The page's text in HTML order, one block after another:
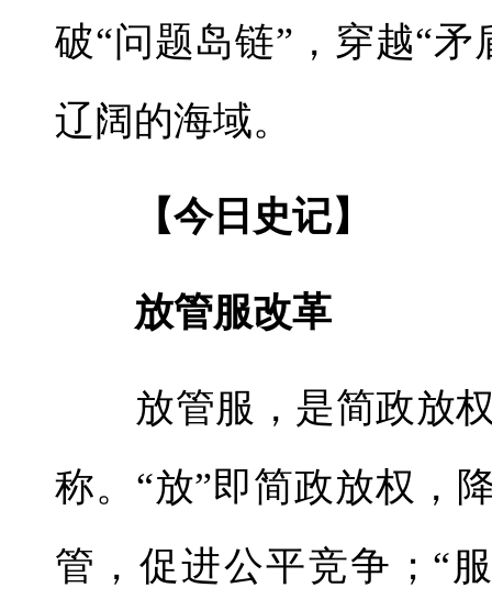
破“问题岛链”，穿越“
辽阔的海域。
【今日史记】
放管服改革
放管服，是简政放权
称。“放”即简政放权，
管，促进公平竞争；“